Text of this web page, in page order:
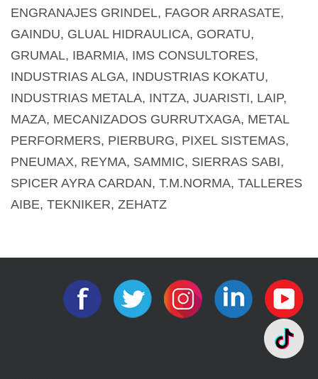
ENGRANAJES GRINDEL, FAGOR ARRASATE,
GAINDU, GLUAL HIDRAULICA, GORATU,
GRUMAL, IBARMIA, IMS CONSULTORES,
INDUSTRIAS ALGA, INDUSTRIAS KOKATU,
INDUSTRIAS METALA, INTZA, JUARISTI, LAIP,
MAZA, MECANIZADOS GURRUTXAGA, METAL
PERFORMERS, PIERBURG, PIXEL SISTEMAS,
PNEUMAX, REYMA, SAMMIC, SIERRAS SABI,
SPICER AYRA CARDAN, T.M.NORMA, TALLERES
AIBE, TEKNIKER, ZEHATZ